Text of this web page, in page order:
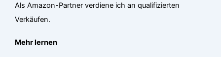
Als Amazon-Partner verdiene ich an qualifizierten
Verkäufen.
Mehr lernen